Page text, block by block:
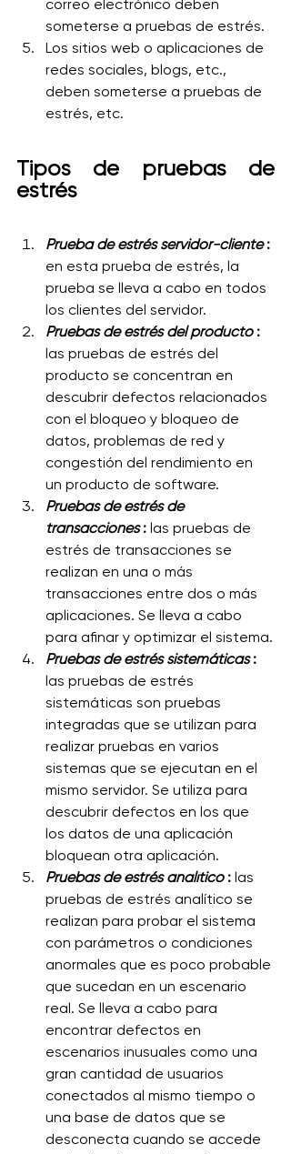
correo electrónico deben
someterse a pruebas de estrés.
Los sitios web o aplicaciones de
redes sociales, blogs, etc.,
deben someterse a pruebas de
estrés, etc.
Tipos de pruebas de
estrés
Prueba de estrés servidor-cliente :
en esta prueba de estrés, la
prueba se lleva a cabo en todos
los clientes del servidor.
Pruebas de estrés del producto :
las pruebas de estrés del
producto se concentran en
descubrir defectos relacionados
con el bloqueo y bloqueo de
datos, problemas de red y
congestión del rendimiento en
un producto de software.
Pruebas de estrés de
transacciones : las pruebas de
estrés de transacciones se
realizan en una o más
transacciones entre dos o más
aplicaciones. Se lleva a cabo
para afinar y optimizar el sistema.
Pruebas de estrés sistemáticas :
las pruebas de estrés
sistemáticas son pruebas
integradas que se utilizan para
realizar pruebas en varios
sistemas que se ejecutan en el
mismo servidor. Se utiliza para
descubrir defectos en los que
los datos de una aplicación
bloquean otra aplicación.
Pruebas de estrés analítico : las
pruebas de estrés analítico se
realizan para probar el sistema
con parámetros o condiciones
anormales que es poco probable
que sucedan en un escenario
real. Se lleva a cabo para
encontrar defectos en
escenarios inusuales como una
gran cantidad de usuarios
conectados al mismo tiempo o
una base de datos que se
desconecta cuando se accede